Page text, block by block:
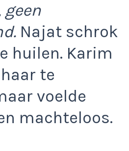
geen
Najat schrok
huilen. Karim
te
voelde
machteloos.